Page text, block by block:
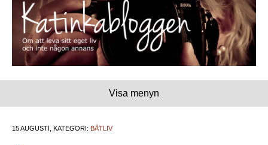
Visa menyn
15 AUGUSTI, KATEGORI: BÅTLIV